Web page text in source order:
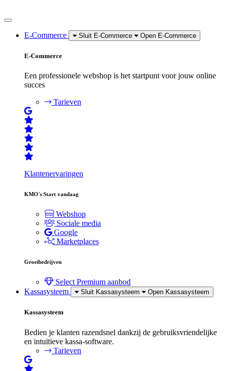
E-Commerce Sluit E-Commerce Open E-Commerce
E-Commerce
Een professionele webshop is het startpunt voor jouw online
succes
Tarieven
Klantenervaringen
KMO's Start vandaag
Webshop
Sociale media
Google
Marketplaces
Groeibedrijven
Select Premium aanbod
Kassasysteem
Sluit Kassasysteem Open Kassasysteem
Kassasysteem
Bedien je klanten razendsnel dankzij de gebruiksvriendelijke
en intuïtieve kassa-software.
Tarieven